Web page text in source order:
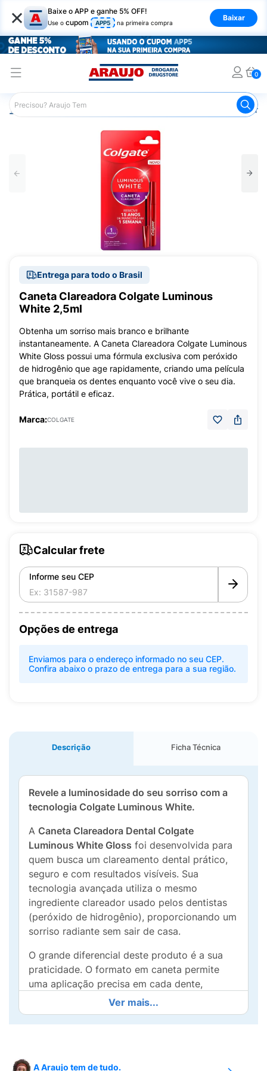
× Baixe o APP e ganhe 5% OFF!
Use o cupom APP5 na primeira compra
Baixar
0
Araujo Higiene Pessoal Pasta de Dente
Entrega para todo o Brasil
Caneta Clareadora Colgate Luminous
White 2,5ml
Obtenha um sorriso mais branco e brilhante
instantaneamente. A Caneta Clareadora Colgate Luminous
White Gloss possui uma fórmula exclusiva com peróxido
de hidrogênio que age rapidamente, criando uma película
que branqueia os dentes enquanto você vive o seu dia.
Prática, portátil e eficaz.
Marca:COLGATE
Calcular frete
Informe seu CEP
Opções de entrega
Enviamos para o endereço informado no seu CEP.
Confira abaixo o prazo de entrega para a sua região.
Descrição Ficha Técnica
Revele a luminosidade do seu sorriso com a
tecnologia Colgate Luminous White.
A Caneta Clareadora Dental Colgate
Luminous White Gloss foi desenvolvida para
quem busca um clareamento dental prático,
seguro e com resultados visíveis. Sua
tecnologia avançada utiliza o mesmo
ingrediente clareador usado pelos dentistas
(peróxido de hidrogênio), proporcionando um
sorriso radiante sem sair de casa.
O grande diferencial deste produto é a sua
praticidade. O formato em caneta permite
uma aplicação precisa em cada dente,
evitando o desperdício de gel. Após a
aplicação, o gel seca rapidamente e forma
uma película duradoura que continua agindo
Ver mais...
A Araujo tem de tudo.